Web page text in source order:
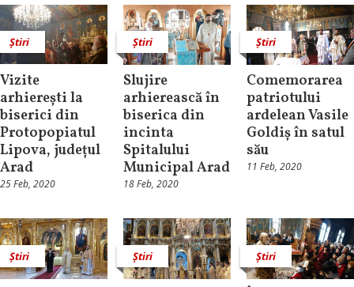
Știri
Vizite
arhierești la
biserici din
Protopopiatul
Lipova, județul
Arad
25 Feb, 2020
Știri
Slujire
arhierească în
biserica din
incinta
Spitalului
Municipal Arad
18 Feb, 2020
Știri
Comemorarea
patriotului
ardelean Vasile
Goldiș în satul
său
11 Feb, 2020
Știri Știri Știri